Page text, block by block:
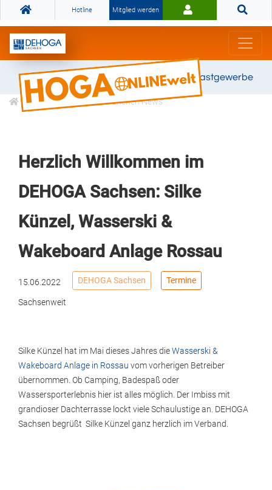
Hotline Mitglied werden
Gemeinsam stark für das Gastgewerbe
Informationen Branchen News
Herzlich Willkommen im
DEHOGA Sachsen: Silke
Künzel, Wasserski &
Wakeboard Anlage Rossau
15.06.2022 DEHOGA Sachsen Termine
Sachsenweit
Silke Künzel hat im Mai dieses Jahres dieWasserski &
Wakeboard Anlage in Rossau vom vorherigen Betreiber
übernommen. Ob Camping, Badespaß oder
Wassersporterlebnis hier ist alles möglich. Der Imbiss mit
grandioser Dachterrasse lockt viele Schaulustige an. DEHOGA
Sachsen begrüßt Silke Künzel ganz herzlich im Verband.